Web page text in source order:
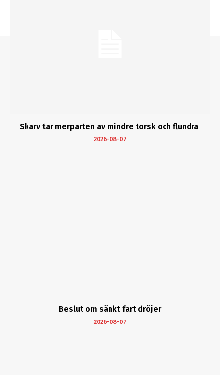
Skarv tar merparten av mindre torsk och flundra
2026-08-07
Beslut om sänkt fart dröjer
2026-08-07